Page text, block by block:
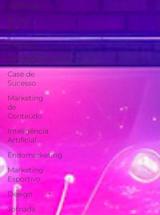
Learning
Brand
XP
Eventos
#energiahumana
Case de
Sucesso
Marketing
de
Conteúdo
Inteligência
Artificial
Endomarketing
Marketing
Esportivo
Design
Jornada